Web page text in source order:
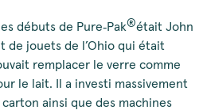
débuts de Pure‑Pak®était John
de jouets de l’Ohio qui était
remplacer le verre comme
le lait. Il a investi massivement
ainsi que des machines